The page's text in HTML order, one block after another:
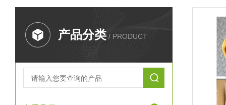
产品分类 / PRODUCT